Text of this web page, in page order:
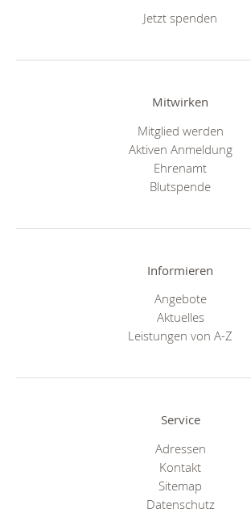
Jetzt spenden
Mitwirken
Mitglied werden
Aktiven Anmeldung
Ehrenamt
Blutspende
Informieren
Angebote
Aktuelles
Leistungen von A-Z
Service
Adressen
Kontakt
Sitemap
Datenschutz